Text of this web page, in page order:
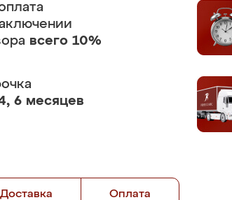
всего 10%
6 месяцев
Доставка Оплата